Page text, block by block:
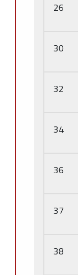
26
30
32
34
36
37
38